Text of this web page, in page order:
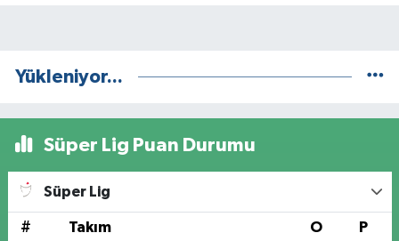
Yükleniyor...
Süper Lig Puan Durumu
Süper Lig
# Takım O P